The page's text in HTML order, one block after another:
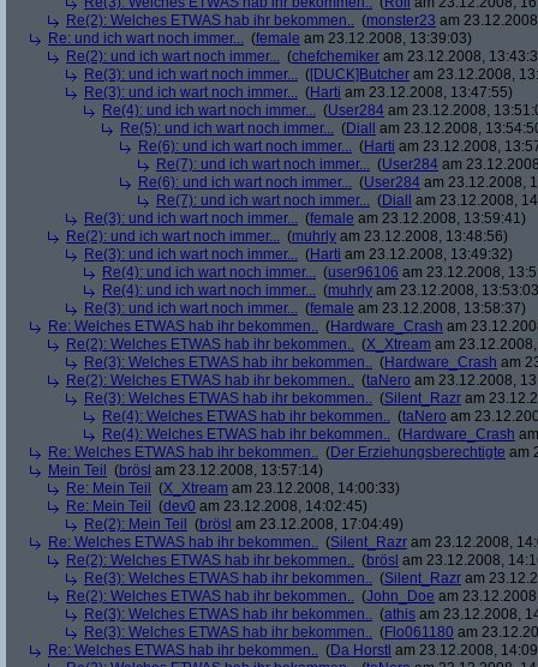
Re(2): Welches ETWAS hab ihr bekommen.. (monster23 am
Re: und ich wart noch immer... (female am 23.12.2008, 13:39:03)
Re(2): und ich wart noch immer... (chefchemiker am 23.12.2008,
Re(3): und ich wart noch immer... ([DUCK]Butcher am 23.12.2008,
Re(3): und ich wart noch immer... (Harti am 23.12.2008, 13:47:55)
Re(4): und ich wart noch immer... (User284 am 23.12.2008,
Re(5): und ich wart noch immer... (Diall
am 23.12.2008,
Re(6): und ich wart noch immer... (Harti am 23.12.2008,
Re(7): und ich wart noch immer... (User284 am
Re(6): und ich wart noch immer... (User284 am 23.12.2008,
Re(7): und ich wart noch immer... (Diall
am 23.12.2008,
Re(3): und ich wart noch immer... (female am 23.12.2008, 13:59:41)
Re(2): und ich wart noch immer... (muhrly am 23.12.2008, 13:48:56)
Re(3): und ich wart noch immer... (Harti am 23.12.2008, 13:49:32)
Re(4): und ich wart noch immer... (user96106 am 23.12.2008,
Re(4): und ich wart noch immer... (muhrly am 23.12.2008,
Re(3): und ich wart noch immer... (female am 23.12.2008, 13:58:37)
Re: Welches ETWAS hab ihr bekommen.. (Hardware_Crash am
Re(2): Welches ETWAS hab ihr bekommen.. (X_Xtream am
Re(3): Welches ETWAS hab ihr bekommen.. (Hardware_Crash am
Re(2): Welches ETWAS hab ihr bekommen.. (taNero am 23.12.2008,
Re(3): Welches ETWAS hab ihr bekommen.. (Silent_Razr am
Re(4): Welches ETWAS hab ihr bekommen.. (taNero am
Re(4): Welches ETWAS hab ihr bekommen.. (Hardware_Crash
Re: Welches ETWAS hab ihr bekommen.. (Der Erziehungsberechtigte am
Mein Teil
(brösl am 23.12.2008, 13:57:14)
Re: Mein Teil
(X_Xtream am 23.12.2008, 14:00:33)
Re: Mein Teil
(dev0 am 23.12.2008, 14:02:45)
Re(2): Mein Teil
(brösl am 23.12.2008, 17:04:49)
Re: Welches ETWAS hab ihr bekommen.. (Silent_Razr am 23.12.2008,
Re(2): Welches ETWAS hab ihr bekommen.. (brösl am 23.12.2008,
Re(3): Welches ETWAS hab ihr bekommen.. (Silent_Razr am
Re(2): Welches ETWAS hab ihr bekommen.. (John_Doe am
Re(3): Welches ETWAS hab ihr bekommen.. (athis am 23.12.2008,
Re(3): Welches ETWAS hab ihr bekommen.. (Flo061180 am
Re: Welches ETWAS hab ihr bekommen.. (Da Horstl am 23.12.2008,